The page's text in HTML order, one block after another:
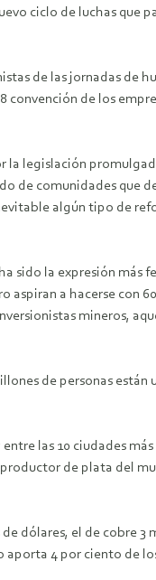
ciclo de luchas que
de las jornadas de
convención de los
la legislación
de comunidades que
algún tipo de
sido la expresión más
aspiran a hacerse con
mineros,
de personas están
las 10 ciudades más
de plata del
dólares, el de cobre 3
aporta 4 por ciento de